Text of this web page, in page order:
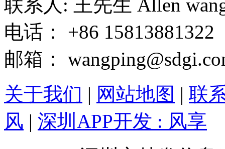
联系人: 王先生 Allen
电话： +86 15813881322
邮箱：
关于我们 | 网站地图 | 联
风 | 深圳APP开发 : 风享